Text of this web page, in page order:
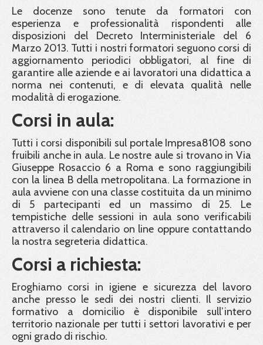
Le docenze sono tenute da formatori con
esperienza e professionalità rispondenti alle
disposizioni del Decreto Interministeriale del 6
Marzo 2013. Tutti i nostri formatori seguono corsi di
aggiornamento periodici obbligatori, al fine di
garantire alle aziende e ai lavoratori una didattica a
norma nei contenuti, e di elevata qualità nelle
modalità di erogazione.
Corsi in aula:
Tutti i corsi disponibili sul portale Impresa8108 sono
fruibili anche in aula. Le nostre aule si trovano in Via
Giuseppe Rosaccio 6 a Roma e sono raggiungibili
con la linea B della metropolitana. La formazione in
aula avviene con una classe costituita da un minimo
di 5 partecipanti ed un massimo di 25. Le
tempistiche delle sessioni in aula sono verificabili
attraverso il calendario on line oppure contattando
la nostra segreteria didattica.
Corsi a richiesta:
Eroghiamo corsi in igiene e sicurezza del lavoro
anche presso le sedi dei nostri clienti. Il servizio
formativo a domicilio è disponibile sull’intero
territorio nazionale per tutti i settori lavorativi e per
ogni grado di rischio.